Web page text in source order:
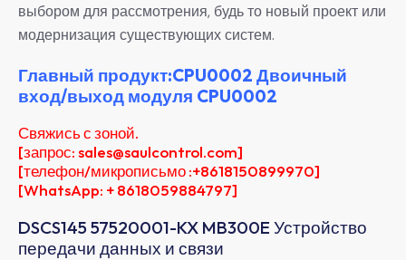
выбором для рассмотрения, будь то новый проект или
модернизация существующих систем.
Главный продукт:CPU0002 Двоичный
вход/выход модуля CPU0002
Свяжись с зоной.
[запрос: sales@saulcontrol.com]
[телефон/микрописьмо :+8618150899970]
[WhatsApp: + 8618059884797]
DSCS145 57520001-KX MB300E Устройство
передачи данных и связи